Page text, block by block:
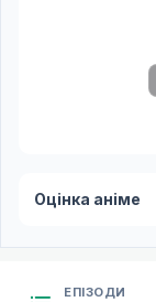
Оцінка аніме
ЕПІЗОДИ